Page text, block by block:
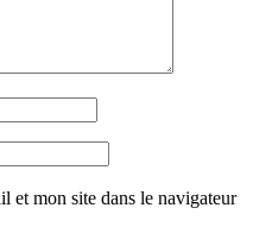
et mon site dans le navigateur